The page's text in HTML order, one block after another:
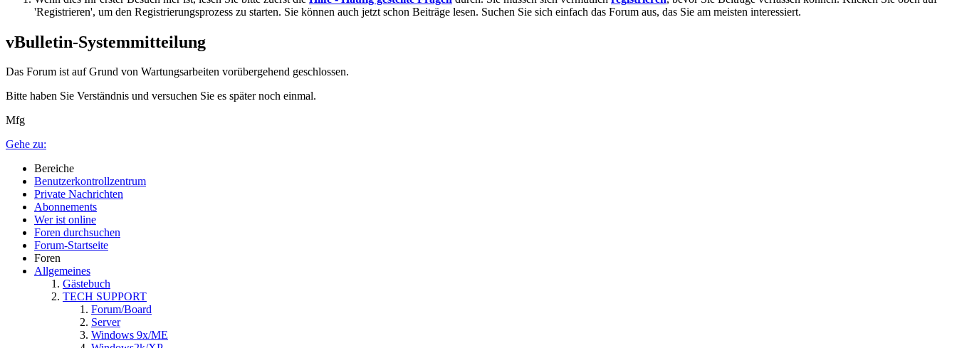
'Registrieren', um den Registrierungsprozess zu starten. Sie können auch jetzt schon Beiträge lesen. Suchen Sie sich einfach das Forum aus, das Sie am meisten interessiert.
vBulletin-Systemmitteilung
Das Forum ist auf Grund von Wartungsarbeiten vorübergehend geschlossen.
Bitte haben Sie Verständnis und versuchen Sie es später noch einmal.
Mfg
Gehe zu:
Bereiche
Benutzerkontrollzentrum
Private Nachrichten
Abonnements
Wer ist online
Foren durchsuchen
Forum-Startseite
Foren
Allgemeines
Gästebuch
TECH SUPPORT
Forum/Board
Server
Windows 9x/ME